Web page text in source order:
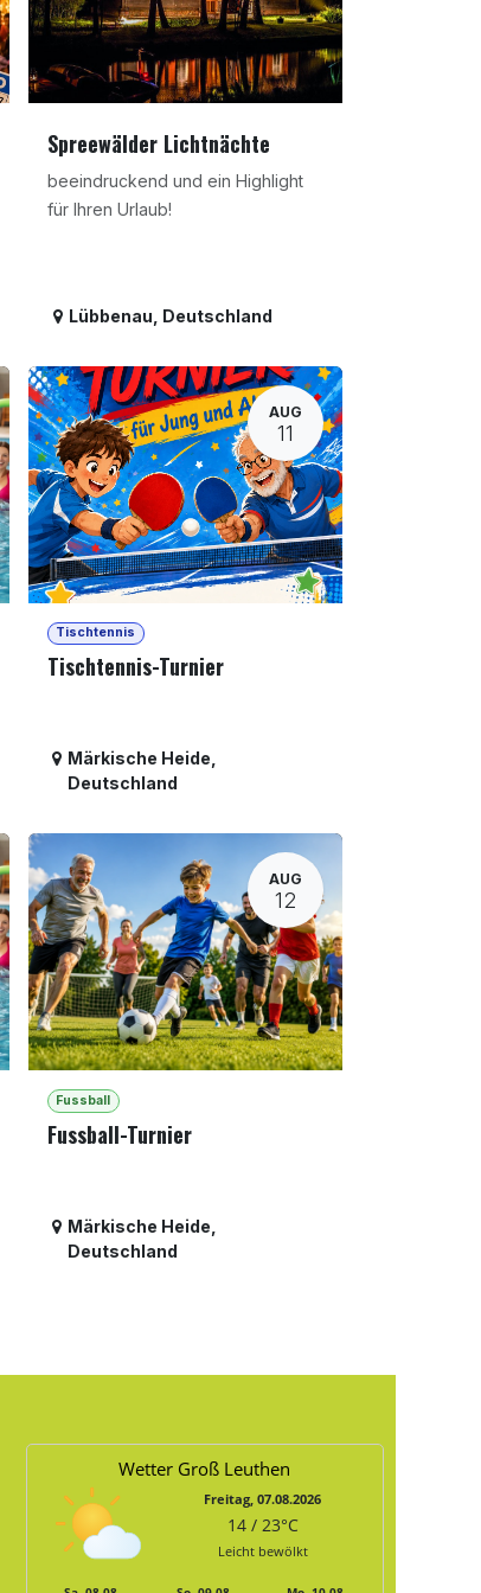
Spreewälder Lichtnächte
beeindruckend und ein Highlight
für Ihren Urlaub!
Lübbenau Deutschland
AUG
11
Tischtennis
Tischtennis-Turnier
Märkische Heide
Deutschland
AUG
12
Fussball
Fussball-Turnier
Märkische Heide
Deutschland
Wetter Groß Leuthen
Freitag, 07.08.2026
14 / 23°C
Leicht bewölkt